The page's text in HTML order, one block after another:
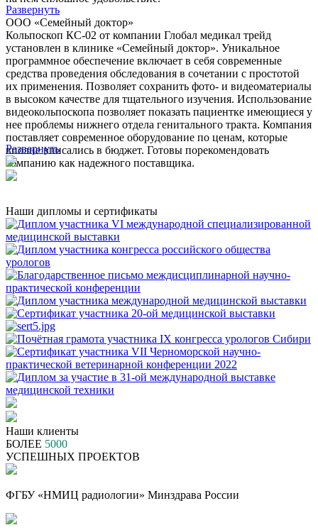
Развернуть
ООО «Семейный доктор»
Кольпоскоп КС-02 от компании Глобал медикал трейд
установлен в клинике «Семейный доктор». Уникальное
программное обеспечение включает в себя современные
средства проведения обследования в сочетании с простотой
их применения. Позволяет сохранить фото- и видеоматериалы
в высоком качестве для тщательного изучения. Использование
видеокольпоскопа позволяет показать пациентке имеющиеся у
нее проблемы нижнего отдела генитального тракта. Компания
поставляет современное оборудование по ценам, которые
вполне вписались в бюджет. Готовы порекомендовать
компанию как надежного поставщика.
Развернуть
Наши дипломы и сертификаты
Наши клиенты
БОЛЕЕ 5000
УСПЕШНЫХ ПРОЕКТОВ
ФГБУ «НМИЦ радиологии» Минздрава России